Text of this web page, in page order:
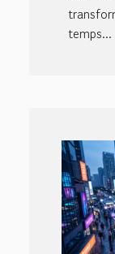
temps...